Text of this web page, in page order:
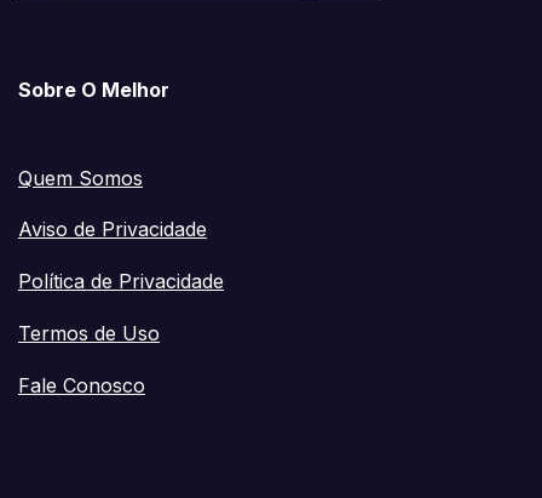
Sobre O Melhor
Quem Somos
Aviso de Privacidade
Política de Privacidade
Termos de Uso
Fale Conosco